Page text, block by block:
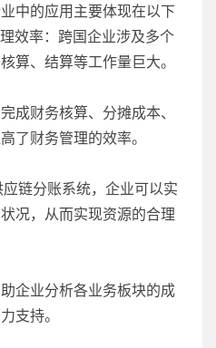
中的应用主要体现在以下
效率：跨国企业涉及多个
算、结算等工作量巨大。
成财务核算、分摊成本、
了财务管理的效率。
链分账系统，企业可以实
况，从而实现资源的合理
企业分析各业务板块的成
支持。